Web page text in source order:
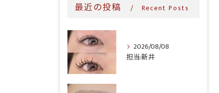
最近の投稿 Recent Posts
2026/08/08
担当:新井